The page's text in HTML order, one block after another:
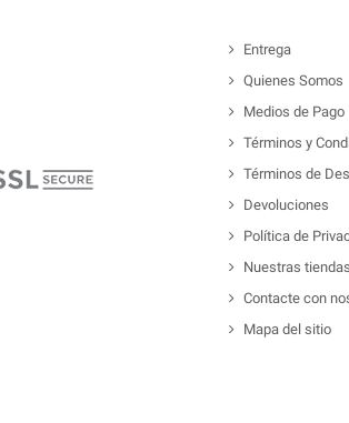
Entrega
Quienes Somos
Medios de Pago
Términos y
Términos de
Devoluciones
Política de
Nuestras tiendas
Contacte con
Mapa del sitio